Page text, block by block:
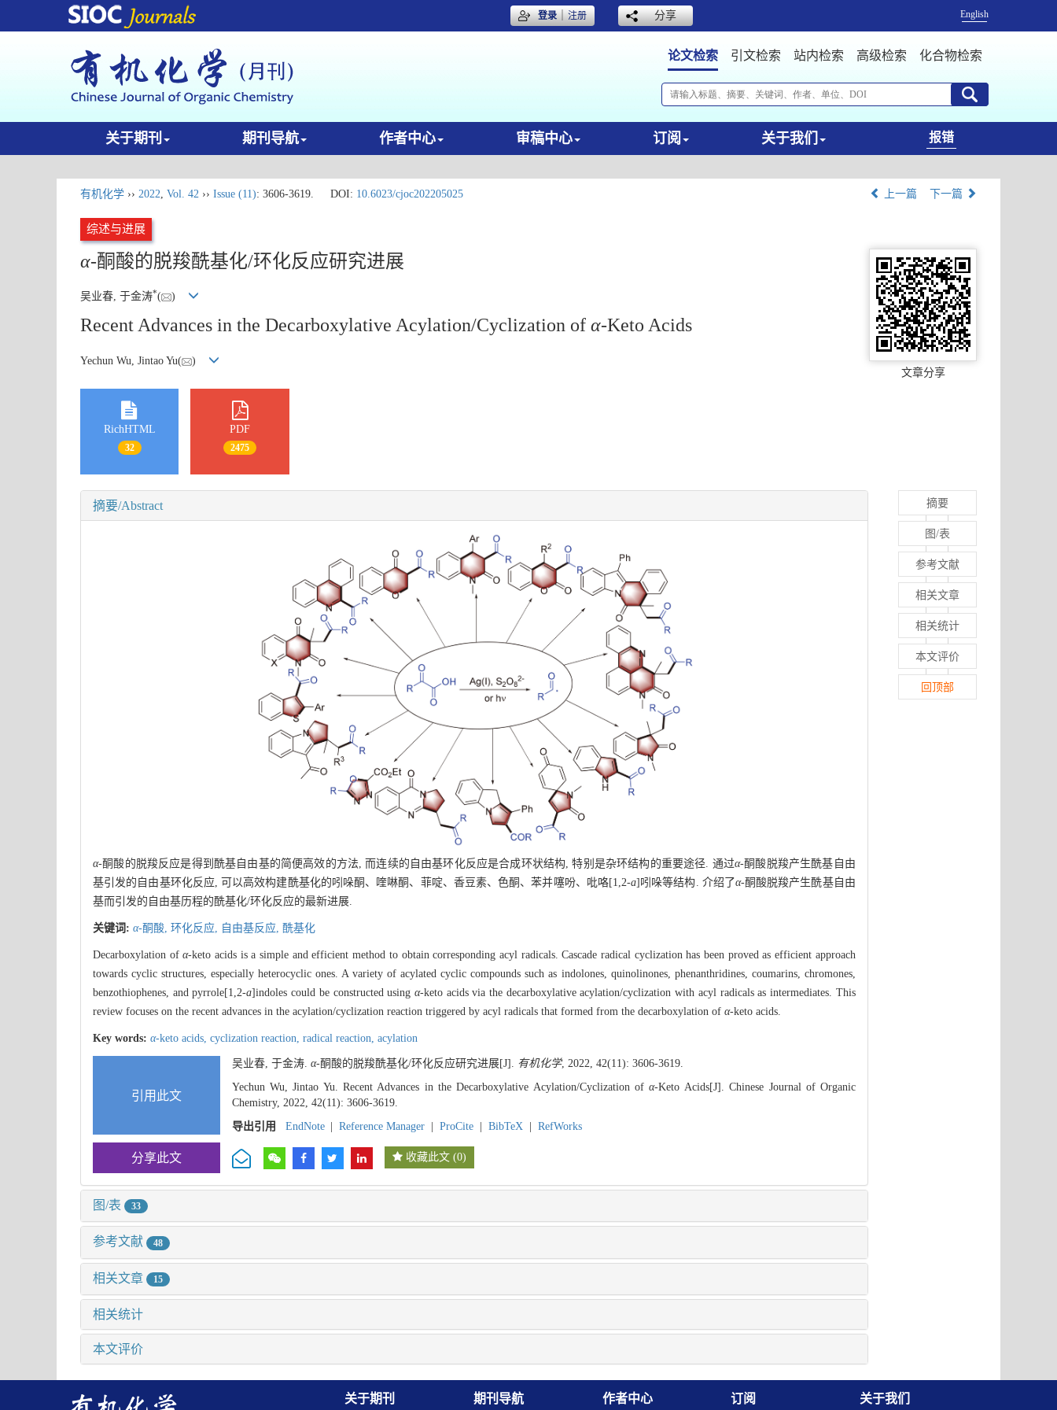
登录｜注册 分享 English
论文检索 引文检索 站内检索 高级检索 化合物检索
关于期刊 期刊导航 作者中心 审稿中心 订阅 关于我们 报错
有机化学 ›› 2022, Vol. 42 ›› Issue (11): 3606-3619. DOI: 10.6023/cjoc202205025 上一篇 下一篇
综述与进展
α-酮酸的脱羧酰基化/环化反应研究进展
吴业春, 于金涛*( )
Recent Advances in the Decarboxylative Acylation/Cyclization of α-Keto Acids
Yechun Wu, Jintao Yu(
)
文章分享
RichHTML
32
PDF
2475
摘要/Abstract
α-酮酸的脱羧反应是得到酰基自由基的简便高效的方法, 而连续的自由基环化反应是合成环状结构, 特别是杂环结构的重要途径. 通过α-酮酸脱羧产生酰基自由
基引发的自由基环化反应, 可以高效构建酰基化的吲哚酮、喹啉酮、菲啶、香豆素、色酮、苯并噻吩、吡咯[1,2-a]吲哚等结构. 介绍了α-酮酸脱羧产生酰基自由
基而引发的自由基历程的酰基化/环化反应的最新进展.
关键词: α-酮酸, 环化反应, 自由基反应, 酰基化
Decarboxylation ofα-keto acids is a simple and efficient method to obtain corresponding acyl radicals. Cascade radical cyclization has been proved as efficient approach
towards cyclic structures, especially heterocyclic ones. A variety of acylated cyclic compounds such as indolones, quinolinones, phenanthridines, coumarins, chromones,
benzothiophenes, and pyrrole[1,2-a]indoles could be constructed using α-keto acids via the decarboxylative acylation/cyclization with acyl radicals as intermediates. This
review focuses on the recent advances in the acylation/cyclization reaction triggered by acyl radicals that formed from the decarboxylation of α-keto acids.
Key words: α-keto acids, cyclization reaction, radical reaction, acylation
引用此文
吴业春, 于金涛. α-酮酸的脱羧酰基化/环化反应研究进展[J]. 有机化学, 2022, 42(11): 3606-3619.
Yechun Wu, Jintao Yu. Recent Advances in the Decarboxylative Acylation/Cyclization ofα-Keto Acids[J]. Chinese Journal of Organic
Chemistry, 2022, 42(11): 3606-3619.
导出引用
EndNote Reference Manager ProCite BibTeX RefWorks
分享此文 收藏此文 (0)
图/表 33
参考文献 48
相关文章 15
相关统计
本文评价
摘要
图/表
参考文献
相关文章
相关统计
本文评价
回顶部
关于期刊 期刊导航 作者中心 订阅 关于我们